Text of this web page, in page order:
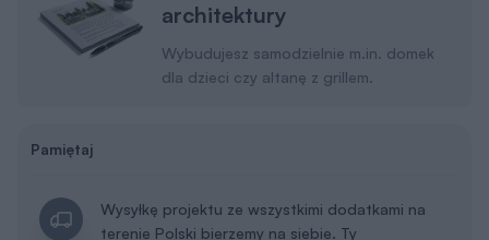
architektury
Wybudujesz samodzielnie m.in. domek
dla dzieci czy altanę z grillem.
Pamiętaj
Wysyłkę projektu ze wszystkimi dodatkami na
terenie Polski bierzemy na siebie. Ty